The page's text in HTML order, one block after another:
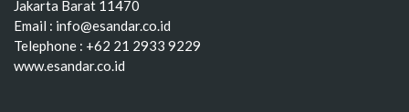
Jakarta Barat 11470
Email : info@esandar.co.id
Telephone : +62 21 2933 9229
www.esandar.co.id